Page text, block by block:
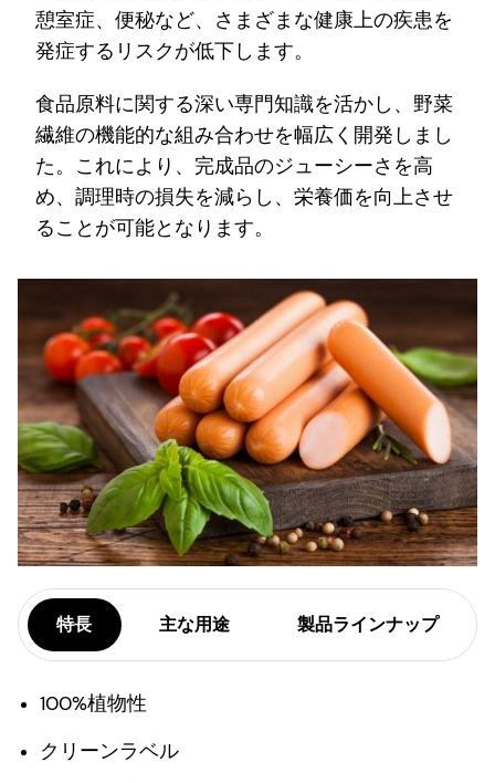
憩室症、便秘など、さまざまな健康上の疾患を
発症するリスクが低下します。
食品原料に関する深い専門知識を活かし、野菜
繊維の機能的な組み合わせを幅広く開発しまし
た。これにより、完成品のジューシーさを高
め、調理時の損失を減らし、栄養価を向上させ
ることが可能となります。
特長 主な用途 製品ラインナップ
100%植物性
クリーンラベル